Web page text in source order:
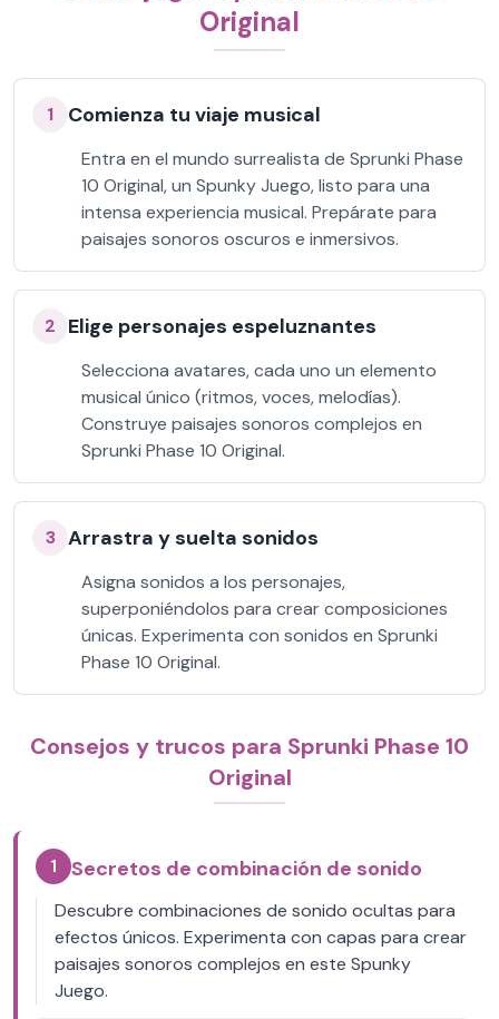
Original
1 Comienza tu viaje musical
Entra en el mundo surrealista de Sprunki Phase
10 Original, un Spunky Juego, listo para una
intensa experiencia musical. Prepárate para
paisajes sonoros oscuros e inmersivos.
2 Elige personajes espeluznantes
Selecciona avatares, cada uno un elemento
musical único (ritmos, voces, melodías).
Construye paisajes sonoros complejos en
Sprunki Phase 10 Original.
3 Arrastra y suelta sonidos
Asigna sonidos a los personajes,
superponiéndolos para crear composiciones
únicas. Experimenta con sonidos en Sprunki
Phase 10 Original.
Consejos y trucos para Sprunki Phase 10
Original
1 Secretos de combinación de sonido
Descubre combinaciones de sonido ocultas para
efectos únicos. Experimenta con capas para crear
paisajes sonoros complejos en este Spunky
Juego.